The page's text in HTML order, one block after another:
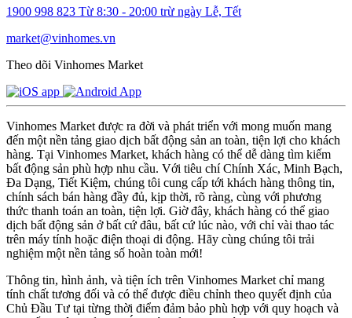
1900 998 823 Từ 8:30 - 20:00 trừ ngày Lễ, Tết
market@vinhomes.vn
Theo dõi Vinhomes Market
Vinhomes Market được ra đời và phát triển với mong muốn mang
đến một nền tảng giao dịch bất động sản an toàn, tiện lợi cho khách
hàng. Tại Vinhomes Market, khách hàng có thể dễ dàng tìm kiếm
bất động sản phù hợp nhu cầu. Với tiêu chí Chính Xác, Minh Bạch,
Đa Dạng, Tiết Kiệm, chúng tôi cung cấp tới khách hàng thông tin,
chính sách bán hàng đầy đủ, kịp thời, rõ ràng, cùng với phương
thức thanh toán an toàn, tiện lợi. Giờ đây, khách hàng có thể giao
dịch bất động sản ở bất cứ đâu, bất cứ lúc nào, với chỉ vài thao tác
trên máy tính hoặc điện thoại di động. Hãy cùng chúng tôi trải
nghiệm một nền tảng số hoàn toàn mới!
Thông tin, hình ảnh, và tiện ích trên Vinhomes Market chỉ mang
tính chất tương đối và có thể được điều chỉnh theo quyết định của
Chủ Đầu Tư tại từng thời điểm đảm bảo phù hợp với quy hoạch và